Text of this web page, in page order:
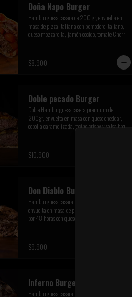
Doña Napo Burger
Hamburguesa casera de 200 gr, envuelta en
masa de pizza italiana con pomodoro italiano,
queso mozzarella, jamón cocido, tomate Cherry
$8.900
Doble pecado Burger
Doble Hamburguesa casera premium de
200gr, envuelta en masa con queso cheddar,
cebolla caramelizada, tocino crispy y salsa bbq
$10.900
Don Diablo Burger
Hamburguesa casera premium de 200gr,
envuelta en masa de pizza italiana fermentada
por 48 horas con queso mozzarella,salsa
$9.900
Inferno Burger
Hamburguesa casera premium de 200 gr,